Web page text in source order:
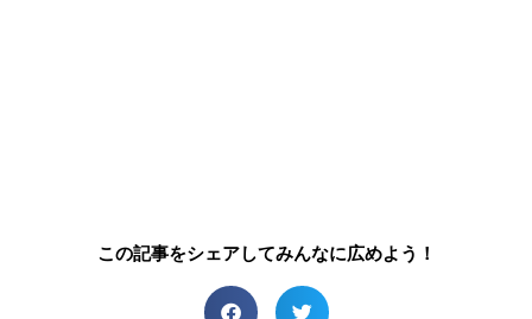
この記事をシェアしてみんなに広めよう！